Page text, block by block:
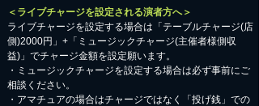
＜ライブチャージを設定される演者方へ＞
ライブチャージを設定する場合は「テーブルチャージ(店
側)2000円」+「ミュージックチャージ(主催者様側収
益)」でチャージ金額を設定願います。
・ミュージックチャージを設定する場合は必ず事前にご
相談ください。
​・アマチュアの場合はチャージではなく「投げ銭」での